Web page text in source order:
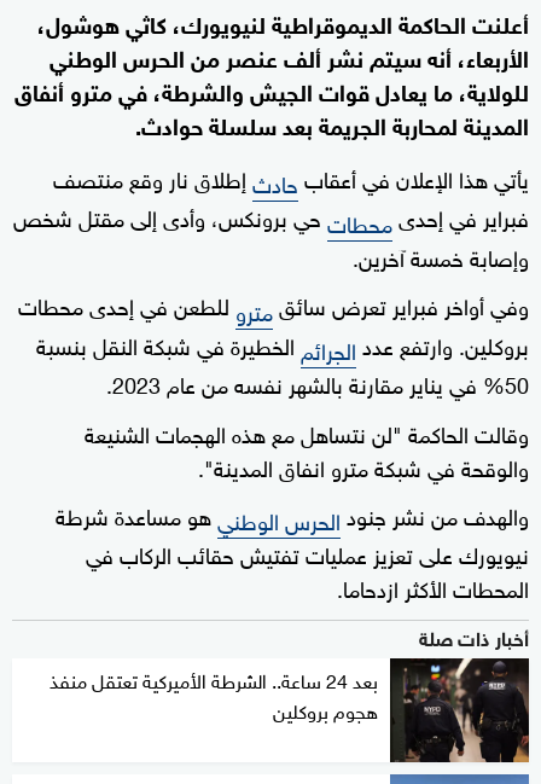
أعلنت الحاكمة الديموقراطية لنيويورك، كاثي هوشول،
الأربعاء، أنه سيتم نشر ألف عنصر من الحرس الوطني
للولاية، ما يعادل قوات الجيش والشرطة، في مترو أنفاق
المدينة لمحاربة الجريمة بعد سلسلة حوادث.
يأتي هذا الإعلان في أعقابحادثإطلاق نار وقع منتصف
فبراير في إحدىمحطاتحي برونكس، وأدى إلى مقتل شخص
وإصابة خمسة آخرين.
وفي أواخر فبراير تعرض سائقمترو للطعن في إحدى محطات
بروكلين. وارتفع عددالجرائم الخطيرة في شبكة النقل بنسبة
50% في يناير مقارنة بالشهر نفسه من عام 2023.
وقالت الحاكمة "لن نتساهل مع هذه الهجمات الشنيعة
والوقحة في شبكة مترو انفاق المدينة".
والهدف من نشر جنودالحرس الوطنيهو مساعدة شرطة
نيويورك على تعزيز عمليات تفتيش حقائب الركاب في
المحطات الأكثر ازدحاما.
أخبار ذات صلة
بعد 24 ساعة.. الشرطة الأميركية تعتقل منفذ
هجوم بروكلين